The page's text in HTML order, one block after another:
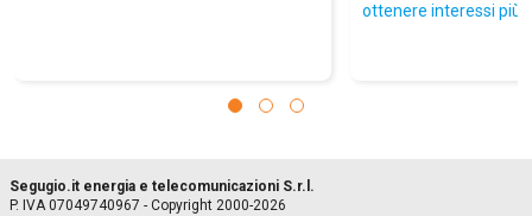
ottenere interessi più
Segugio.it energia e telecomunicazioni S.r.l.
P. IVA 07049740967 - Copyright 2000-2026